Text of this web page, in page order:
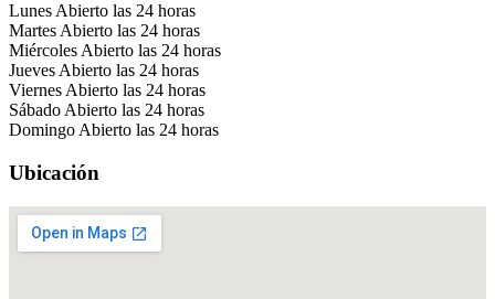
Lunes Abierto las 24 horas
Martes Abierto las 24 horas
Miércoles Abierto las 24 horas
Jueves Abierto las 24 horas
Viernes Abierto las 24 horas
Sábado Abierto las 24 horas
Domingo Abierto las 24 horas
Ubicación